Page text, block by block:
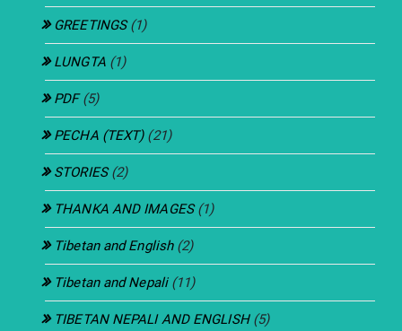
GREETINGS(1)
LUNGTA(1)
PDF(5)
PECHA (TEXT)(21)
STORIES(2)
THANKA AND IMAGES(1)
Tibetan and English(2)
Tibetan and Nepali(11)
TIBETAN NEPALI AND ENGLISH(5)